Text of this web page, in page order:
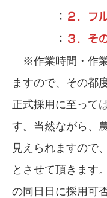
： ２．フ
： ３．そ
※作業時間・作業
ますので、その都
正式採用に至って
す。当然ながら、
見えられますので
とさせて頂きます
の同日日に採用可